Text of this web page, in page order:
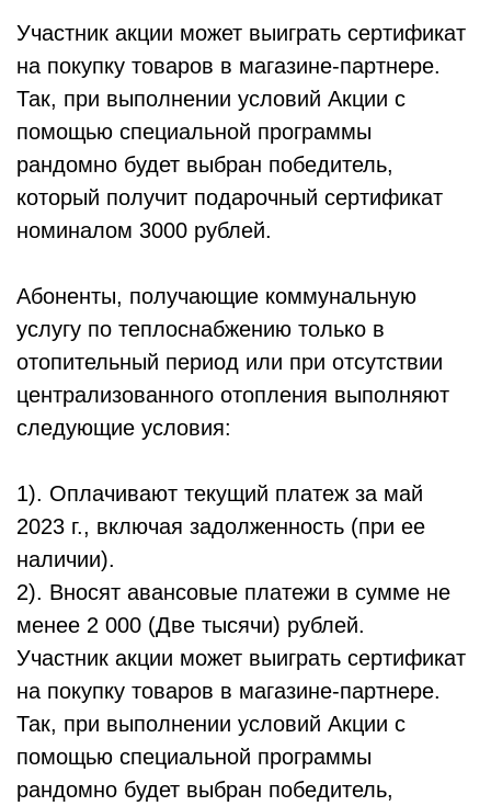
Участник акции может выиграть сертификат
на покупку товаров в магазине-партнере.
Так, при выполнении условий Акции с
помощью специальной программы
рандомно будет выбран победитель,
который получит подарочный сертификат
номиналом 3000 рублей.
Абоненты, получающие коммунальную
услугу по теплоснабжению только в
отопительный период или при отсутствии
централизованного отопления выполняют
следующие условия:
1). Оплачивают текущий платеж за май
2023 г., включая задолженность (при ее
наличии).
2). Вносят авансовые платежи в сумме не
менее 2 000 (Две тысячи) рублей.
Участник акции может выиграть сертификат
на покупку товаров в магазине-партнере.
Так, при выполнении условий Акции с
помощью специальной программы
рандомно будет выбран победитель,